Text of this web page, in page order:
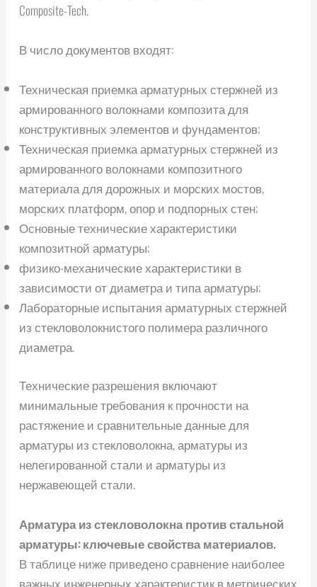
Composite-Tech.
В число документов входят:
Техническая приемка арматурных стержней из
армированного волокнами композита для
конструктивных элементов и фундаментов;
Техническая приемка арматурных стержней из
армированного волокнами композитного
материала для дорожных и морских мостов,
морских платформ, опор и подпорных стен;
Основные технические характеристики
композитной арматуры;
физико-механические характеристики в
зависимости от диаметра и типа арматуры;
Лабораторные испытания арматурных стержней
из стекловолокнистого полимера различного
диаметра.
Технические разрешения включают
минимальные требования к прочности на
растяжение и сравнительные данные для
арматуры из стекловолокна, арматуры из
нелегированной стали и арматуры из
нержавеющей стали.
Арматура из стекловолокна против стальной
арматуры: ключевые свойства материалов.
В таблице ниже приведено сравнение наиболее
важных инженерных характеристик в метрических